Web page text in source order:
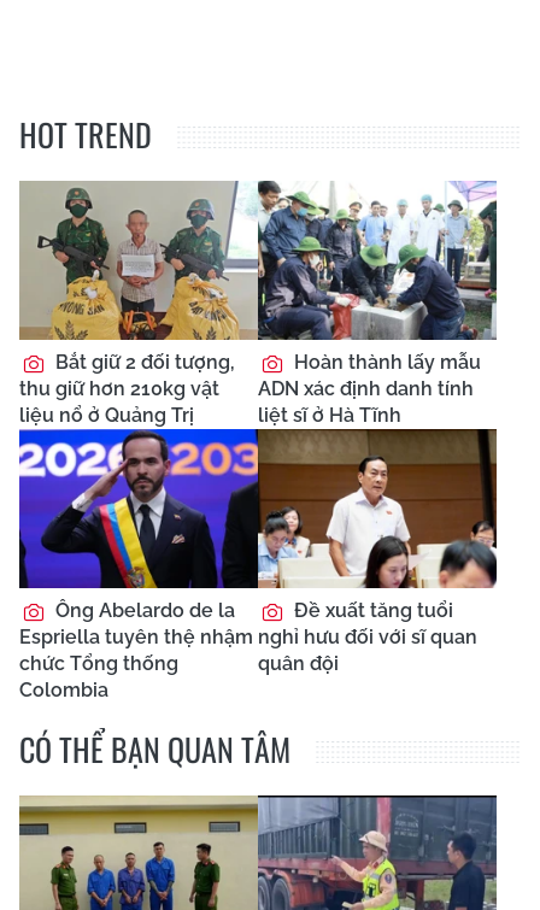
HOT TREND
Bắt giữ 2 đối tượng,
thu giữ hơn 210kg vật
liệu nổ ở Quảng Trị
Hoàn thành lấy mẫu
ADN xác định danh tính
liệt sĩ ở Hà Tĩnh
Ông Abelardo de la
Espriella tuyên thệ nhậm
chức Tổng thống
Colombia
Đề xuất tăng tuổi
nghỉ hưu đối với sĩ quan
quân đội
CÓ THỂ BẠN QUAN TÂM